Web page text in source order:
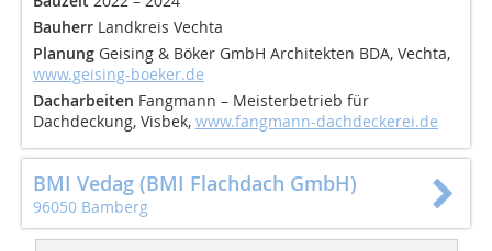
Bauherr Landkreis Vechta
Planung Geising & Böker GmbH Architekten BDA, Vechta,
www.geising-boeker.de
Dacharbeiten Fangmann – Meisterbetrieb für
Dachdeckung, Visbek, www.fangmann-dachdeckerei.de
BMI Vedag (BMI Flachdach GmbH)
96050 Bamberg